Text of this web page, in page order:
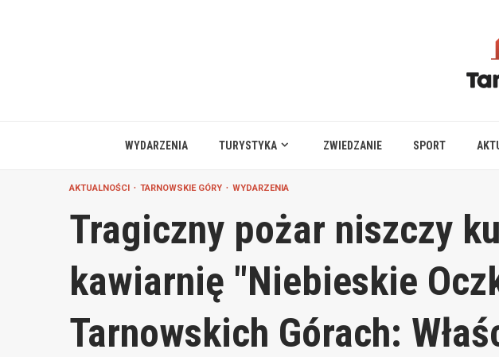
WYDARZENIA TURYSTYKA ZWIEDZANIE SPORT
AKTUALNOŚCI TARNOWSKIE GÓRY WYDARZENIA
Tragiczny pożar niszczy
kawiarnię "Niebieskie
Tarnowskich Górach: